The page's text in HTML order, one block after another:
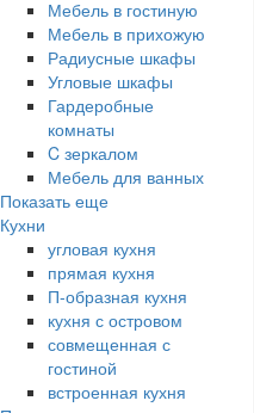
Мебель в гостиную
Мебель в прихожую
Радиусные шкафы
Угловые шкафы
Гардеробные
комнаты
C зеркалом
Мебель для ванных
Показать еще
Кухни
угловая кухня
прямая кухня
П-образная кухня
кухня с островом
совмещенная с
гостиной
встроенная кухня